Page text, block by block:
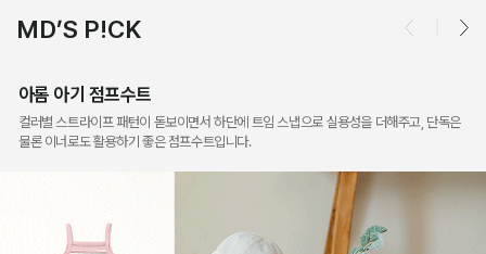
MD’S P!CK
아롬 아기 점프수트
컬러별 스트라이프 패턴이 돋보이면서 하단에 트임 스냅으로 실용성을 더해주고, 단독은
물론 이너로도 활용하기 좋은 점프수트입니다.